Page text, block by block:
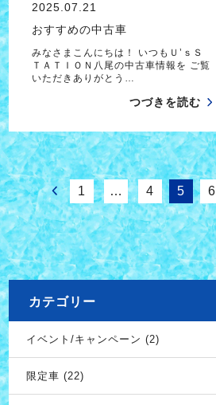
2025.07.21
おすすめの中古車
みなさまこんにちは！ いつもＵ’ｓＳ
ＴＡＴＩＯＮ八尾の中古車情報を ご覧
いただきありがとう…
つづきを読む
1 … 4 5 6
カテゴリー
イベント/キャンペーン (2)
限定車 (22)